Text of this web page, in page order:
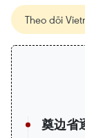
Theo dõi
奠边省